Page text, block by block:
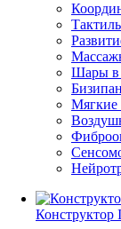
Шары в
Конструктор